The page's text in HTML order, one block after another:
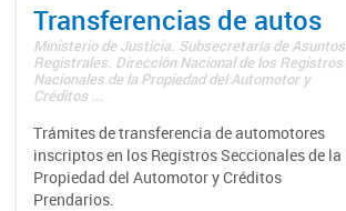
Transferencias de autos
Ministerio de Justicia. Subsecretaría de Asuntos
Registrales. Dirección Nacional de los Registros
Nacionales de la Propiedad del Automotor y
Créditos ...
Trámites de transferencia de automotores
inscriptos en los Registros Seccionales de la
Propiedad del Automotor y Créditos
Prendarios.